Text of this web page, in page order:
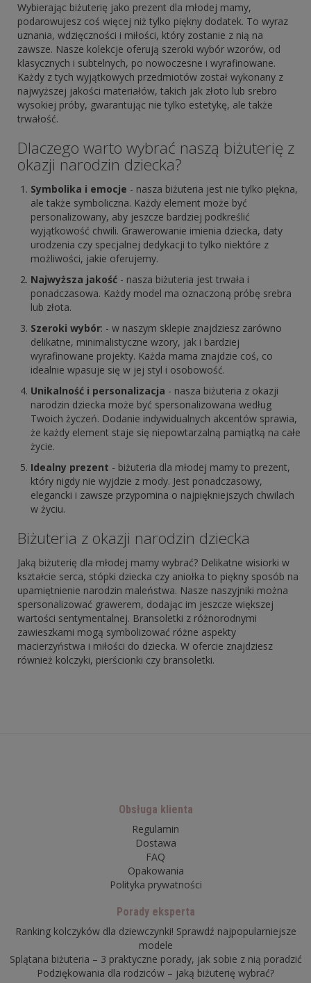
Wybierając biżuterię jako prezent dla młodej mamy,
podarowujesz coś więcej niż tylko piękny dodatek. To wyraz
uznania, wdzięczności i miłości, który zostanie z nią na
zawsze. Nasze kolekcje oferują szeroki wybór wzorów, od
klasycznych i subtelnych, po nowoczesne i wyrafinowane.
Każdy z tych wyjątkowych przedmiotów został wykonany z
najwyższej jakości materiałów, takich jak złoto lub srebro
wysokiej próby, gwarantując nie tylko estetykę, ale także
trwałość.
Dlaczego warto wybrać naszą biżuterię z
okazji narodzin dziecka?
Symbolika i emocje - nasza biżuteria jest nie tylko piękna,
ale także symboliczna. Każdy element może być
personalizowany, aby jeszcze bardziej podkreślić
wyjątkowość chwili. Grawerowanie imienia dziecka, daty
urodzenia czy specjalnej dedykacji to tylko niektóre z
możliwości, jakie oferujemy.
Najwyższa jakość - nasza biżuteria jest trwała i
ponadczasowa. Każdy model ma oznaczoną próbę srebra
lub złota.
Szeroki wybór: - w naszym sklepie znajdziesz zarówno
delikatne, minimalistyczne wzory, jak i bardziej
wyrafinowane projekty. Każda mama znajdzie coś, co
idealnie wpasuje się w jej styl i osobowość.
Unikalność i personalizacja - nasza biżuteria z okazji
narodzin dziecka może być spersonalizowana według
Twoich życzeń. Dodanie indywidualnych akcentów sprawia,
że każdy element staje się niepowtarzalną pamiątką na całe
życie.
Idealny prezent - biżuteria dla młodej mamy to prezent,
który nigdy nie wyjdzie z mody. Jest ponadczasowy,
elegancki i zawsze przypomina o najpiękniejszych chwilach
w życiu.
Biżuteria z okazji narodzin dziecka
Jaką biżuterię dla młodej mamy wybrać? Delikatne wisiorki w
kształcie serca, stópki dziecka czy aniołka to piękny sposób na
upamiętnienie narodzin maleństwa. Nasze naszyjniki można
spersonalizować grawerem, dodając im jeszcze większej
wartości sentymentalnej. Bransoletki z różnorodnymi
zawieszkami mogą symbolizować różne aspekty
macierzyństwa i miłości do dziecka. W ofercie znajdziesz
również kolczyki, pierścionki czy bransoletki.
Obsługa klienta
Regulamin
Dostawa
FAQ
Opakowania
Polityka prywatności
Porady eksperta
Ranking kolczyków dla dziewczynki! Sprawdź najpopularniejsze
modele
Splątana biżuteria – 3 praktyczne porady, jak sobie z nią poradzić
Podziękowania dla rodziców – jaką biżuterię wybrać?